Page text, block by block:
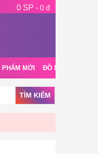
0 SP - 0 đ
MỚI ĐỒ NGỦ NỘI Y
TÌM KIẾM